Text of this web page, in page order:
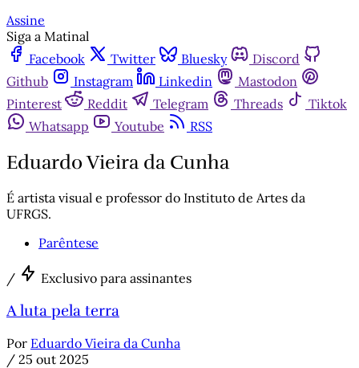
Assine
Siga a Matinal
Facebook
Twitter Bluesky
Discord
Github
Instagram Linkedin
Mastodon
Pinterest
Reddit Telegram Threads
Tiktok
Whatsapp
Youtube RSS
Eduardo Vieira da Cunha
É artista visual e professor do Instituto de Artes da
UFRGS.
Parêntese
/ Exclusivo para assinantes
A luta pela terra
Por Eduardo Vieira da Cunha
/ 25 out 2025